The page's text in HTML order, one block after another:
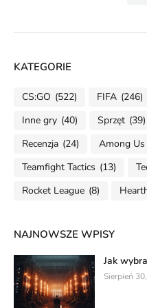
KATEGORIE
CS:GO (522) FIFA (246)
Inne gry (40) Sprzęt (39)
Recenzja (24) Among Us
Teamfight Tactics (13)
Rocket League (8)
NAJNOWSZE WPISY
Jak
Sierpień